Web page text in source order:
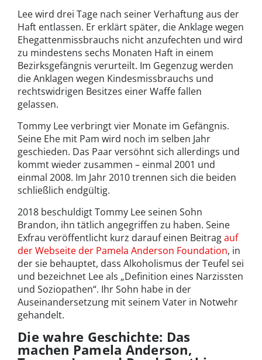
Lee wird drei Tage nach seiner Verhaftung aus der
Haft entlassen. Er erklärt später, die Anklage wegen
Ehegattenmissbrauchs nicht anzufechten und wird
zu mindestens sechs Monaten Haft in einem
Bezirksgefängnis verurteilt. Im Gegenzug werden
die Anklagen wegen Kindesmissbrauchs und
rechtswidrigen Besitzes einer Waffe fallen
gelassen.
Tommy Lee verbringt vier Monate im Gefängnis.
Seine Ehe mit Pam wird noch im selben Jahr
geschieden. Das Paar versöhnt sich allerdings und
kommt wieder zusammen – einmal 2001 und
einmal 2008. Im Jahr 2010 trennen sich die beiden
schließlich endgültig.
2018 beschuldigt Tommy Lee seinen Sohn
Brandon, ihn tätlich angegriffen zu haben. Seine
Exfrau veröffentlicht kurz darauf einen Beitragauf
der Webseite der Pamela Anderson Foundation, in
der sie behauptet, dass Alkoholismus der Teufel sei
und bezeichnet Lee als „Definition eines Narzissten
und Soziopathen“. Ihr Sohn habe in der
Auseinandersetzung mit seinem Vater in Notwehr
gehandelt.
Die wahre Geschichte: Das
machen Pamela Anderson,